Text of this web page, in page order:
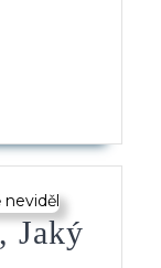
Jaký